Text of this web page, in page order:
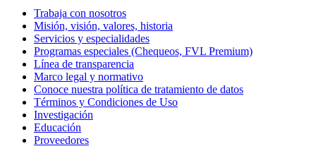
Trabaja con nosotros
Misión, visión, valores, historia
Servicios y especialidades
Programas especiales (Chequeos, FVL Premium)
Línea de transparencia
Marco legal y normativo
Conoce nuestra política de tratamiento de datos
Términos y Condiciones de Uso
Investigación
Educación
Proveedores